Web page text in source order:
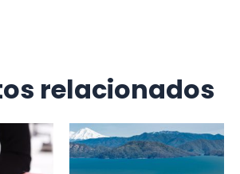
relacionados